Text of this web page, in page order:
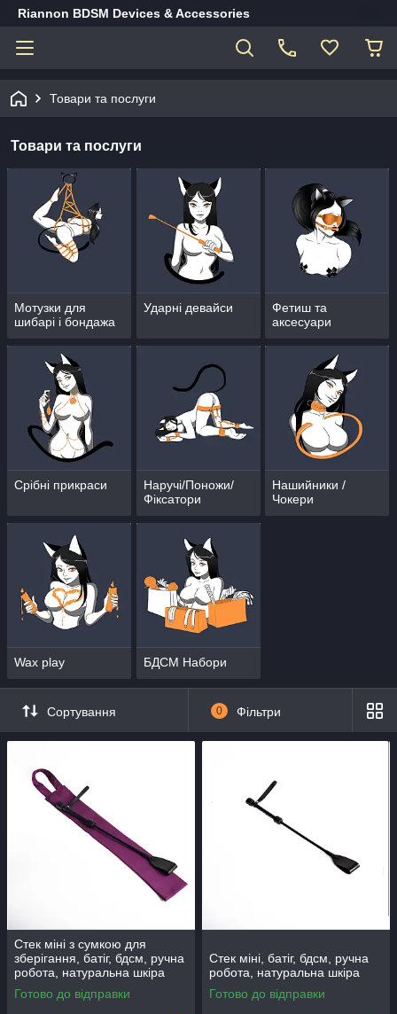
Riannon BDSM Devices & Accessories
Товари та послуги
Товари та послуги
Мотузки для
шибарі і бондажа
Ударні девайси
Фетиш та
аксесуари
Срібні прикраси
Наручі/Поножи/
Фіксатори
Нашийники /
Чокери
Wax play БДСМ Набори
Сортування 0 Фільтри
Стек міні з сумкою для
зберігання, батіг, бдсм, ручна
робота, натуральна шкіра
Готово до відправки
Стек міні, батіг, бдсм, ручна
робота, натуральна шкіра
Готово до відправки